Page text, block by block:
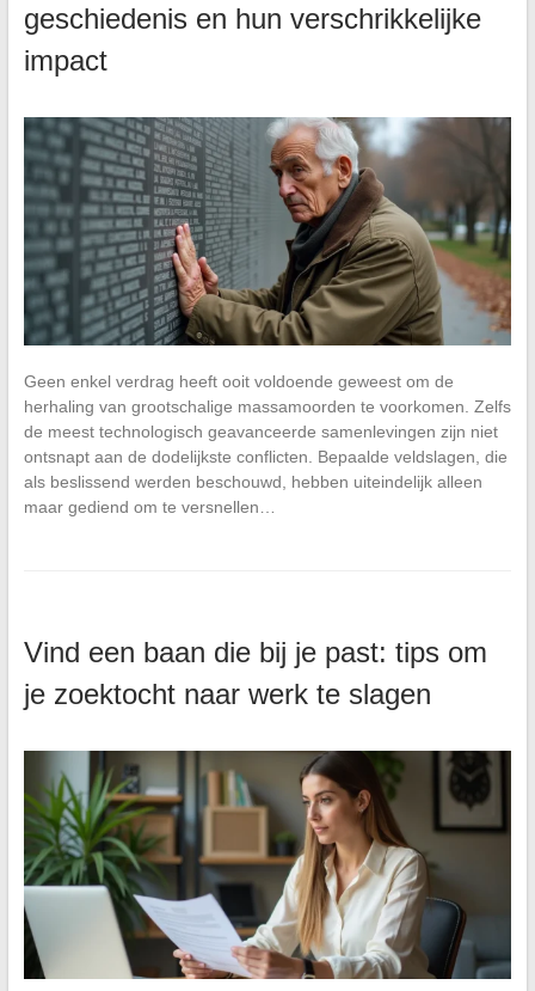
geschiedenis en hun verschrikkelijke
impact
Geen enkel verdrag heeft ooit voldoende geweest om de
herhaling van grootschalige massamoorden te voorkomen. Zelfs
de meest technologisch geavanceerde samenlevingen zijn niet
ontsnapt aan de dodelijkste conflicten. Bepaalde veldslagen, die
als beslissend werden beschouwd, hebben uiteindelijk alleen
maar gediend om te versnellen…
Vind een baan die bij je past: tips om
je zoektocht naar werk te slagen